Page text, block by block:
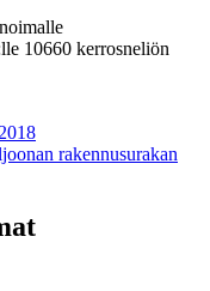
10660 kerrosneliön
rakennusurakan